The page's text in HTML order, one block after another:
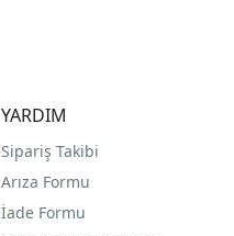
YARDIM
Sipariş Takibi
Arıza Formu
İade Formu